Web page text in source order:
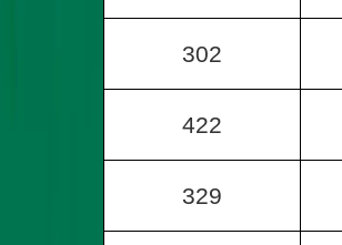
302
422
329